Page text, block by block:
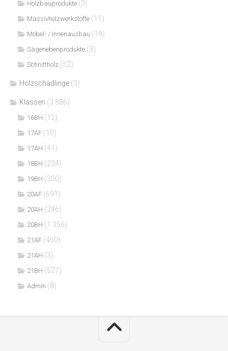
Holzbauprodukte (3)
Massivholzwerkstoffe (11)
Möbel- / Innenausbau (19)
Sägenebenprodukte (3)
Schnittholz (52)
Holzschädlinge (3)
Klassen (3.886)
16BH (12)
17AF (10)
17AH (41)
18BH (234)
19BH (300)
20AF (691)
20AH (246)
20BH (1.356)
21AF (460)
21AH (3)
21BH (527)
Admin (8)